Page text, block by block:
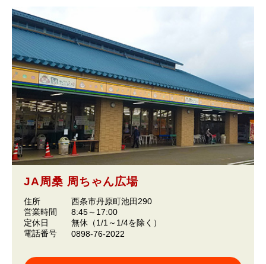
JA周桑 周ちゃん広場
住所
西条市丹原町池田290
営業時間
8:45～17:00
定休日
無休（1/1～1/4を除く）
電話番号
0898-76-2022